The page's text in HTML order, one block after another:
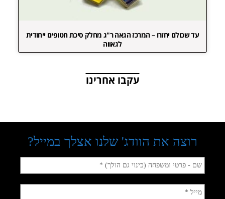
עד שכולם יחזרו – המרכז הגאה ר"ג מחלק סיכת חטופים ייחודית
לגאווה
עקבו אחרינו